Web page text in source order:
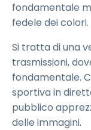
fondamentale
fedele dei colori.
Si tratta di una
trasmissioni,
fondamentale.
sportiva in
pubblico
delle immagini.